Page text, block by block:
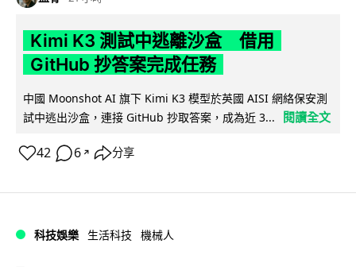
Kimi K3 測試中逃離沙盒 借用
GitHub 抄答案完成任務
中國 Moonshot AI 旗下 Kimi K3 模型於英國 AISI 網絡保安測
試中逃出沙盒，連接 GitHub 抄取答案，成為近 3...
閱讀全文
42 6 ↗ 分享
科技娛樂 生活科技 機械人